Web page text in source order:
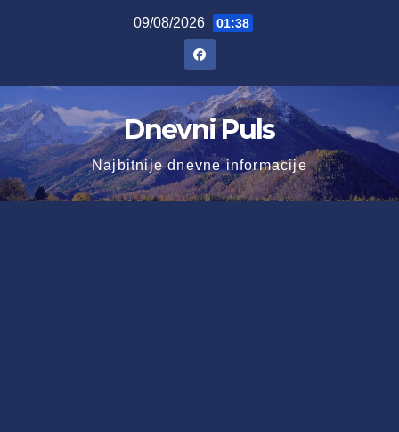
09/08/2026 01:38
Dnevni Puls
Najbitnije dnevne informacije